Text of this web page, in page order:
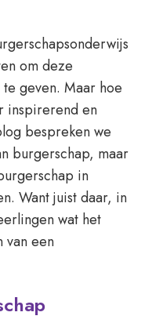
om deze
geven. Maar hoe
inspirerend en
bespreken we
burgerschap, maar
in
Want juist daar, in
wat het
van een